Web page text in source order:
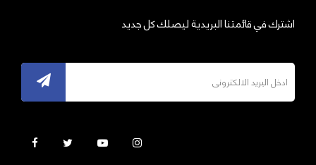
اشترك في قائمتنا البريدية ليصلك كل جديد